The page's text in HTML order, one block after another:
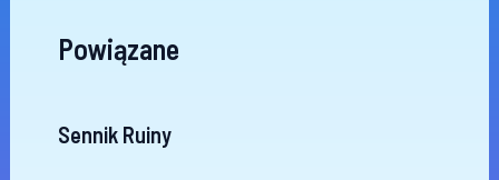
Powiązane
Sennik Ruiny